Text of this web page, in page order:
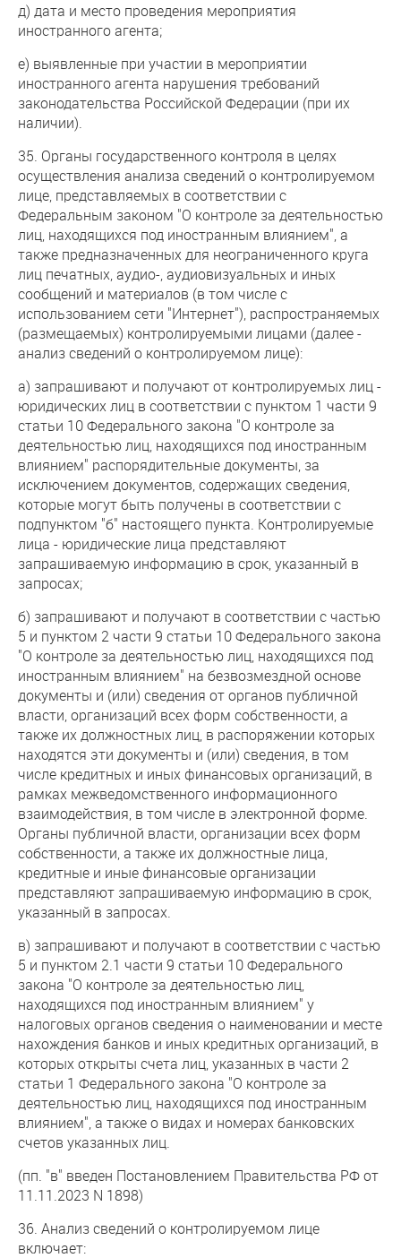
д) дата и место проведения мероприятия
иностранного агента;
е) выявленные при участии в мероприятии
иностранного агента нарушения требований
законодательства Российской Федерации (при их
наличии).
35. Органы государственного контроля в целях
осуществления анализа сведений о контролируемом
лице, представляемых в соответствии с
Федеральным законом "О контроле за деятельностью
лиц, находящихся под иностранным влиянием", а
также предназначенных для неограниченного круга
лиц печатных, аудио-, аудиовизуальных и иных
сообщений и материалов (в том числе с
использованием сети "Интернет"), распространяемых
(размещаемых) контролируемыми лицами (далее -
анализ сведений о контролируемом лице):
а) запрашивают и получают от контролируемых лиц -
юридических лиц в соответствии с пунктом 1 части 9
статьи 10 Федерального закона "О контроле за
деятельностью лиц, находящихся под иностранным
влиянием" распорядительные документы, за
исключением документов, содержащих сведения,
которые могут быть получены в соответствии с
подпунктом "б" настоящего пункта. Контролируемые
лица - юридические лица представляют
запрашиваемую информацию в срок, указанный в
запросах;
б) запрашивают и получают в соответствии с частью
5 и пунктом 2 части 9 статьи 10 Федерального закона
"О контроле за деятельностью лиц, находящихся под
иностранным влиянием" на безвозмездной основе
документы и (или) сведения от органов публичной
власти, организаций всех форм собственности, а
также их должностных лиц, в распоряжении которых
находятся эти документы и (или) сведения, в том
числе кредитных и иных финансовых организаций, в
рамках межведомственного информационного
взаимодействия, в том числе в электронной форме.
Органы публичной власти, организации всех форм
собственности, а также их должностные лица,
кредитные и иные финансовые организации
представляют запрашиваемую информацию в срок,
указанный в запросах.
в) запрашивают и получают в соответствии с частью
5 и пунктом 2.1 части 9 статьи 10 Федерального
закона "О контроле за деятельностью лиц,
находящихся под иностранным влиянием" у
налоговых органов сведения о наименовании и месте
нахождения банков и иных кредитных организаций, в
которых открыты счета лиц, указанных в части 2
статьи 1 Федерального закона "О контроле за
деятельностью лиц, находящихся под иностранным
влиянием", а также о видах и номерах банковских
счетов указанных лиц.
(пп. "в" введен Постановлением Правительства РФ от
11.11.2023 N 1898)
36. Анализ сведений о контролируемом лице
включает: